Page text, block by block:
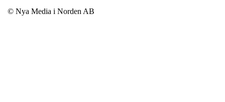
© Nya Media i Norden AB